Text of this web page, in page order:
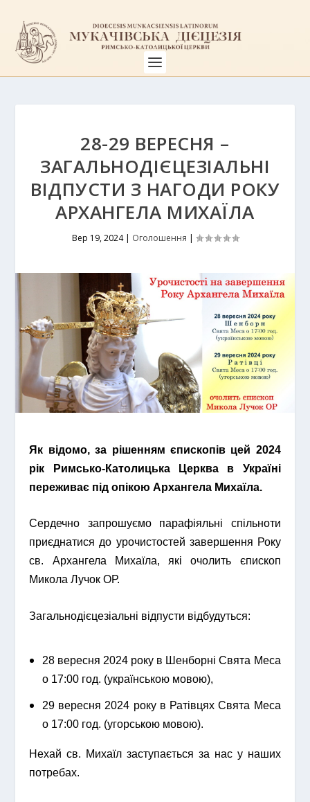
28-29 ВЕРЕСНЯ –
ЗАГАЛЬНОДІЄЦЕЗІАЛЬНІ
ВІДПУСТИ З НАГОДИ РОКУ
АРХАНГЕЛА МИХАЇЛА
Вер 19, 2024| Оголошення |
Як відомо, за рішенням єпископів цей 2024
рік Римсько-Католицька Церква в Україні
переживає під опікою Архангела Михаїла.
Сердечно запрошуємо парафіяльні спільноти
приєднатися до урочистостей завершення Року
св. Архангела Михаїла, які очолить єпископ
Микола Лучок ОР.
Загальнодієцезіальні відпусти відбудуться:
28 вересня 2024 року в Шенборні Свята Меса
о 17:00 год. (українською мовою),
29 вересня 2024 року в Ратівцях Свята Меса
о 17:00 год. (угорською мовою).
Нехай св. Михаїл заступається за нас у наших
потребах.